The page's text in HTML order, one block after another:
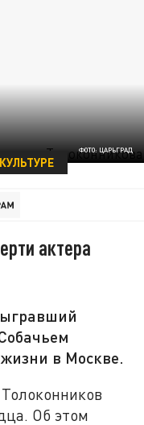
ФОТО: ЦАРЬГРАД
актера
в Москве.
Об этом